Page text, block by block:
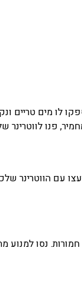
עם הווטרינר שלכם). ספקו לו מים
פנו לווטרינר
עם הווטרינר
נסו למנוע